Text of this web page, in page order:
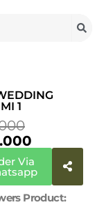
1
WAS:
IS:
Via
Product: